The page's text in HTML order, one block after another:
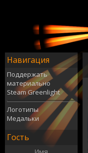
Навигация
Поддержать
материально
Steam Greenlight
Логотипы
Медальки
Гость